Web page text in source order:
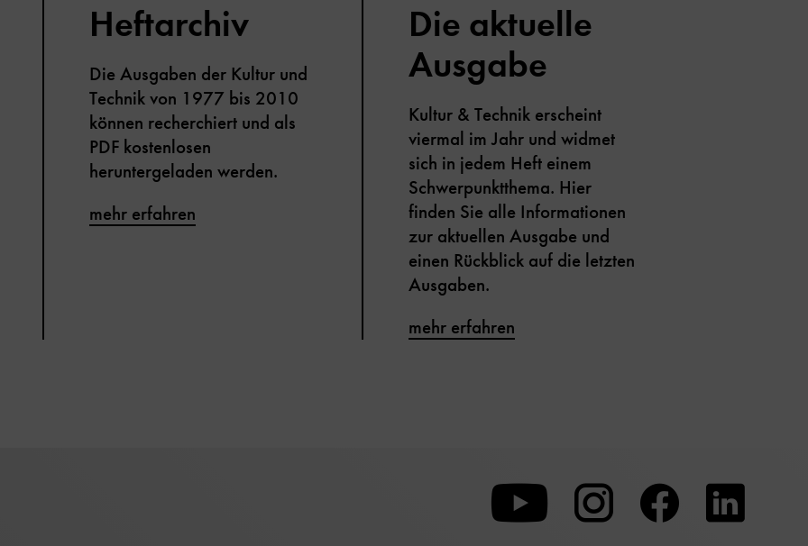
Heftarchiv
Die Ausgaben der Kultur und
Technik von 1977 bis 2010
können recherchiert und als
PDF kostenlosen
heruntergeladen werden.
mehr erfahren
Die aktuelle
Ausgabe
Kultur & Technik erscheint
viermal im Jahr und widmet
sich in jedem Heft einem
Schwerpunktthema. Hier
finden Sie alle Informationen
zur aktuellen Ausgabe und
einen Rückblick auf die letzten
Ausgaben.
mehr erfahren
Zu
unserer
Zu
unserer
Zu
unserer